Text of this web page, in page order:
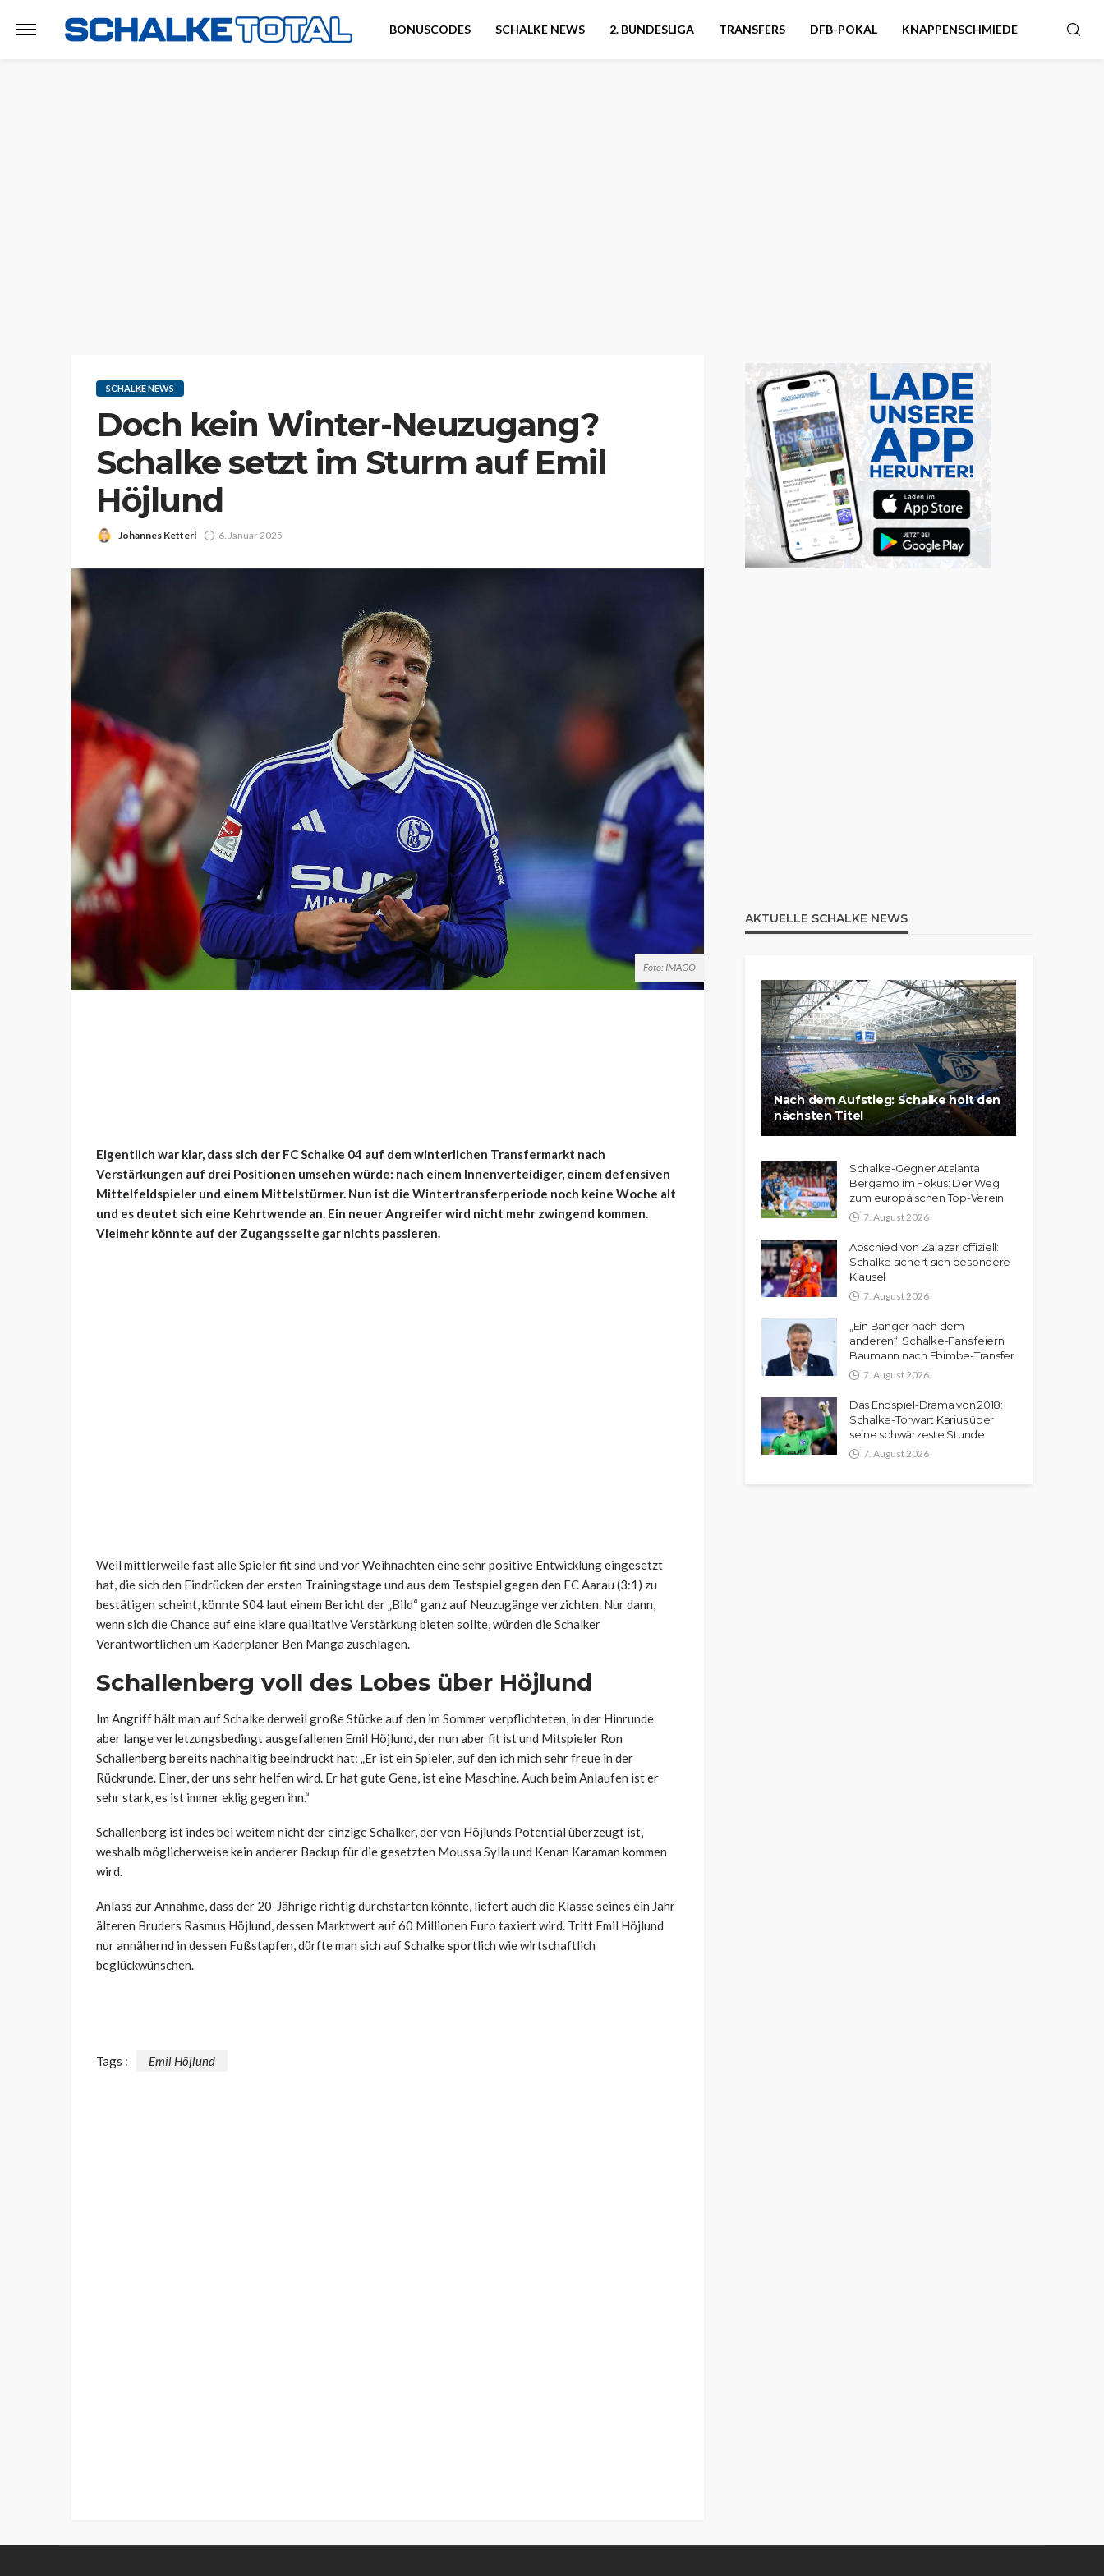
BONUSCODES SCHALKE NEWS 2. BUNDESLIGA TRANSFERS DFB-POKAL KNAPPENSCHMIEDE
SCHALKE NEWS
Doch kein Winter-Neuzugang?
Schalke setzt im Sturm auf Emil
Höjlund
Johannes Ketterl 6. Januar 2025
Foto: IMAGO
Eigentlich war klar, dass sich der FC Schalke 04 auf dem winterlichen Transfermarkt nach
Verstärkungen auf drei Positionen umsehen würde: nach einem Innenverteidiger, einem defensiven
Mittelfeldspieler und einem Mittelstürmer. Nun ist die Wintertransferperiode noch keine Woche alt
und es deutet sich eine Kehrtwende an. Ein neuer Angreifer wird nicht mehr zwingend kommen.
Vielmehr könnte auf der Zugangsseite gar nichts passieren.
Weil mittlerweile fast alle Spieler fit sind und vor Weihnachten eine sehr positive Entwicklung eingesetzt
hat, die sich den Eindrücken der ersten Trainingstage und aus dem Testspiel gegen den FC Aarau (3:1) zu
bestätigen scheint, könnte S04 laut einem Bericht der „Bild“ ganz auf Neuzugänge verzichten. Nur dann,
wenn sich die Chance auf eine klare qualitative Verstärkung bieten sollte, würden die Schalker
Verantwortlichen um Kaderplaner Ben Manga zuschlagen.
Schallenberg voll des Lobes über Höjlund
Im Angriff hält man auf Schalke derweil große Stücke auf den im Sommer verpflichteten, in der Hinrunde
aber lange verletzungsbedingt ausgefallenen Emil Höjlund, der nun aber fit ist und Mitspieler Ron
Schallenberg bereits nachhaltig beeindruckt hat: „Er ist ein Spieler, auf den ich mich sehr freue in der
Rückrunde. Einer, der uns sehr helfen wird. Er hat gute Gene, ist eine Maschine. Auch beim Anlaufen ist er
sehr stark, es ist immer eklig gegen ihn.“
Schallenberg ist indes bei weitem nicht der einzige Schalker, der von Höjlunds Potential überzeugt ist,
weshalb möglicherweise kein anderer Backup für die gesetzten Moussa Sylla und Kenan Karaman kommen
wird.
Anlass zur Annahme, dass der 20-Jährige richtig durchstarten könnte, liefert auch die Klasse seines ein Jahr
älteren Bruders Rasmus Höjlund, dessen Marktwert auf 60 Millionen Euro taxiert wird. Tritt Emil Höjlund
nur annähernd in dessen Fußstapfen, dürfte man sich auf Schalke sportlich wie wirtschaftlich
beglückwünschen.
Tags : Emil Höjlund
AKTUELLE SCHALKE NEWS
Nach dem Aufstieg: Schalke holt den
nächsten Titel
Schalke-Gegner Atalanta
Bergamo im Fokus: Der Weg
zum europäischen Top-Verein
7. August 2026
Abschied von Zalazar offiziell:
Schalke sichert sich besondere
Klausel
7. August 2026
„Ein Banger nach dem
anderen“: Schalke-Fans feiern
Baumann nach Ebimbe-Transfer
7. August 2026
Das Endspiel-Drama von 2018:
Schalke-Torwart Karius über
seine schwärzeste Stunde
7. August 2026